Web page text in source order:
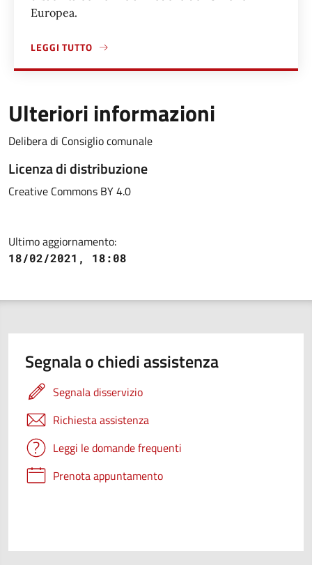
Europea.
LEGGI TUTTO
A PROPOSITO DI RICHIEDERE IL RILASCIO O RINNOVO
Ulteriori informazioni
Delibera di Consiglio comunale
Licenza di distribuzione
Creative Commons BY 4.0
Ultimo aggiornamento:
18/02/2021, 18:08
Segnala o chiedi assistenza
Segnala disservizio
Richiesta assistenza
Leggi le domande frequenti
Prenota appuntamento